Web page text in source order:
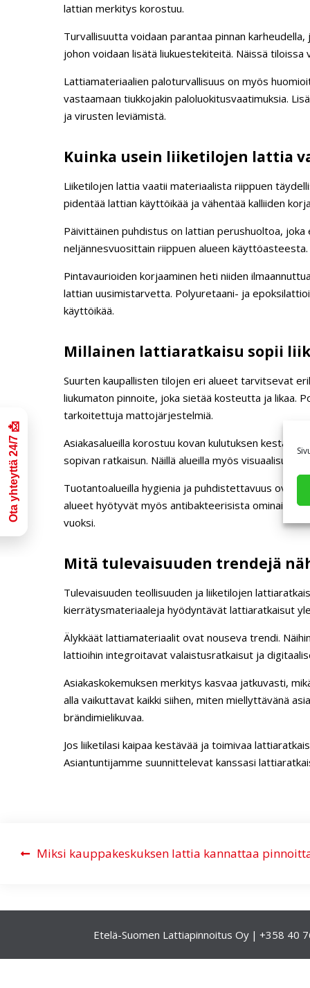
lattian merkitys korostuu.
Turvallisuutta voidaan parantaa pinnan
johon voidaan lisätä liukuestekiteitä. Näissä
Lattiamateriaalien paloturvallisuus on myös
vastaamaan tiukkojakin paloluokitusvaatimuksia.
ja virusten leviämistä.
Kuinka usein liiketilojen lattia
Liiketilojen lattia vaatii materiaalista riippuen
pidentää lattian käyttöikää ja vähentää kalliiden
Päivittäinen puhdistus on lattian perushuoltoa,
neljännesvuosittain riippuen alueen
Pintavaurioiden korjaaminen heti niiden
lattian uusimistarvetta. Polyuretaani- ja
käyttöikää.
Millainen lattiaratkaisu sopii
Suurten kaupallisten tilojen eri alueet tarvitsevat
liukumaton pinnoite, joka sietää kosteutta ja likaa.
tarkoitettuja mattojärjestelmiä.
Asiakasalueilla korostuu kovan kulutuksen
sopivan ratkaisun. Näillä alueilla myös visuaalisuus
Tuotantoalueilla hygienia ja puhdistettavuus ovat
alueet hyötyvät myös antibakteerisista
vuoksi.
Mitä tulevaisuuden trendejä
Tulevaisuuden teollisuuden ja liiketilojen
kierrätysmateriaaleja hyödyntävät lattiaratkaisut
Älykkäät lattiamateriaalit ovat nouseva trendi.
lattioihin integroitavat valaistusratkaisut ja
Asiakaskokemuksen merkitys kasvaa jatkuvasti,
alla vaikuttavat kaikki siihen, miten miellyttävänä
brändimielikuvaa.
Jos liiketilasi kaipaa kestävää ja toimivaa
Asiantuntijamme suunnittelevat kanssasi
A
i
Miksi kauppakeskuksen lattia kannattaa
Etelä-Suomen Lattiapinnoitus Oy +358 40